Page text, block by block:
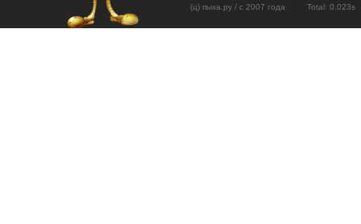
(ц) пыха.ру / с 2007 года Total: